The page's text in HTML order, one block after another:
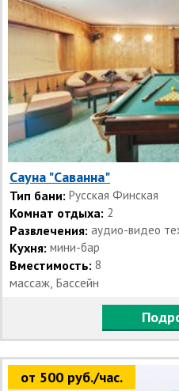
Сауна "Саванна"
Тип бани: Русская Финская
Комнат отдыха: 2
Развлечения: аудио-видео
Кухня: мини-бар
Вместимость: 8
массаж, Бассейн
от 500 руб./час.